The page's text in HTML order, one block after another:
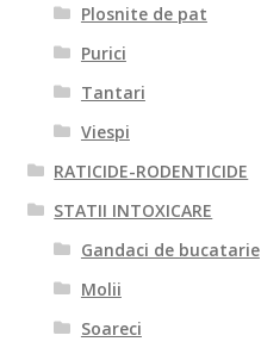
Plosnite de pat
Purici
Tantari
Viespi
RATICIDE-RODENTICIDE
STATII INTOXICARE
Gandaci de bucatarie
Molii
Soareci